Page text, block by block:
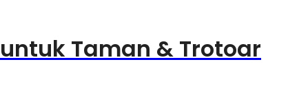
Taman & Trotoar